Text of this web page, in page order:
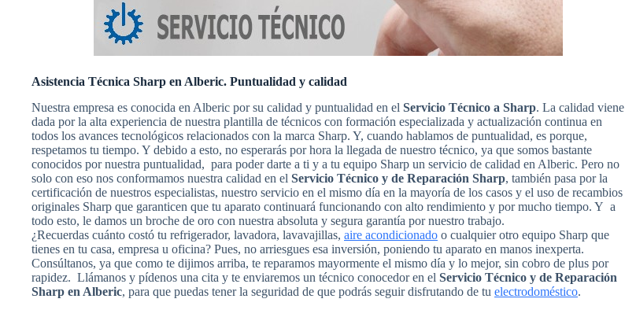
Asistencia Técnica Sharp en Alberic. Puntualidad y calidad
Nuestra empresa es conocida en Alberic por su calidad y puntualidad en el Servicio Técnico a Sharp. La calidad viene
dada por la alta experiencia de nuestra plantilla de técnicos con formación especializada y actualización continua en
todos los avances tecnológicos relacionados con la marca Sharp. Y, cuando hablamos de puntualidad, es porque,
respetamos tu tiempo. Y debido a esto, no esperarás por hora la llegada de nuestro técnico, ya que somos bastante
conocidos por nuestra puntualidad, para poder darte a ti y a tu equipo Sharp un servicio de calidad en Alberic. Pero no
solo con eso nos conformamos nuestra calidad en el Servicio Técnico y de Reparación Sharp, también pasa por la
certificación de nuestros especialistas, nuestro servicio en el mismo día en la mayoría de los casos y el uso de recambios
originales Sharp que garanticen que tu aparato continuará funcionando con alto rendimiento y por mucho tiempo. Y a
todo esto, le damos un broche de oro con nuestra absoluta y segura garantía por nuestro trabajo.
¿Recuerdas cuánto costó tu refrigerador, lavadora, lavavajillas, aire acondicionado o cualquier otro equipo Sharp que
tienes en tu casa, empresa u oficina? Pues, no arriesgues esa inversión, poniendo tu aparato en manos inexperta.
Consúltanos, ya que como te dijimos arriba, te reparamos mayormente el mismo día y lo mejor, sin cobro de plus por
rapidez. Llámanos y pídenos una cita y te enviaremos un técnico conocedor en el Servicio Técnico y de Reparación
Sharp en Alberic, para que puedas tener la seguridad de que podrás seguir disfrutando de tu electrodoméstico.